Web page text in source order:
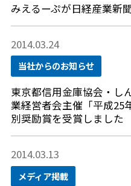
みえるーぷが日経産業新
2014.03.24
当社からのお知らせ
東京都信用金庫協会・し
業経営者会主催「平成25
別奨励賞を受賞しました
2014.03.13
メディア掲載